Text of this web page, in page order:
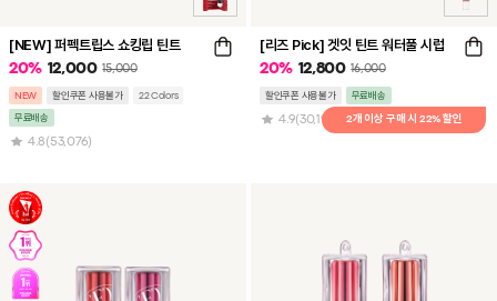
[NEW] 퍼펙트립스 쇼킹립 틴트
20% 12,000 15,000
NEW 할인쿠폰 사용불가 22 Colors
무료배송
4.8 (53,076)
[리즈 Pick] 겟잇 틴트 워터풀 시럽
20% 12,800 16,000
할인쿠폰 사용불가 무료배송
4.9(30,199)